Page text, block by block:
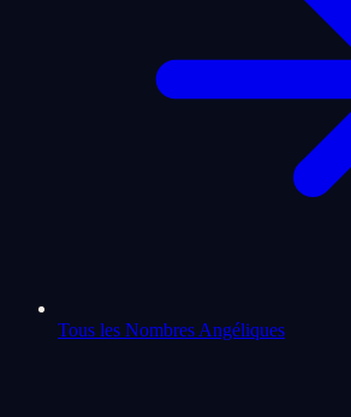
Tous les Nombres Angéliques